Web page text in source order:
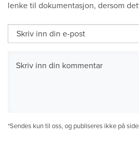
lenke til dokumentasjon, dersom
*Sendes kun til oss, og publiseres ikke på